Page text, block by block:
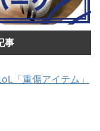
事
「重傷アイテム」